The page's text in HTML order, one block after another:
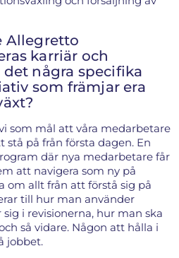
Allegretto
karriär och
några specifika
som främjar era
som mål att våra medarbetare
på från första dagen. En
där nya medarbetare får
att navigera som ny på
om allt från att förstå sig på
till hur man använder
i revisionerna, hur man ska
så vidare. Någon att hålla i
jobbet.